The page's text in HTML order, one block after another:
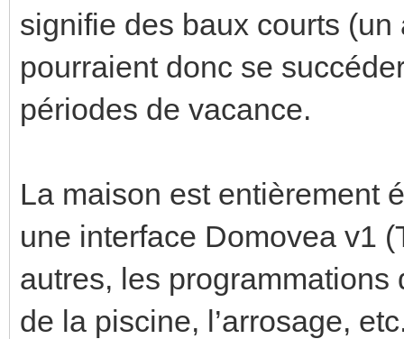
signifie des baux courts
pourraient donc se
périodes de vacance.
La maison est entièrement
une interface Domovea v1
autres, les
de la piscine, l’arrosage,